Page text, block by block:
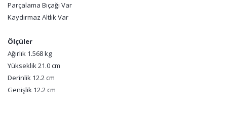
Parçalama Bıçağı Var
Kaydırmaz Altlık Var
Ölçüler
Ağırlık 1.568 kg
Yükseklik 21.0 cm
Derinlik 12.2 cm
Genişlik 12.2 cm